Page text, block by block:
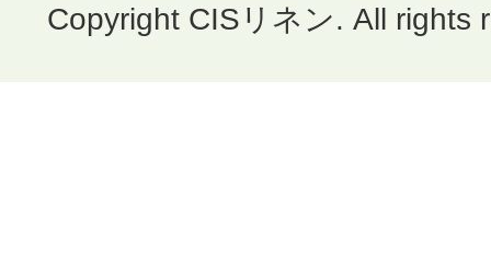
Copyright CISリネン. All rights